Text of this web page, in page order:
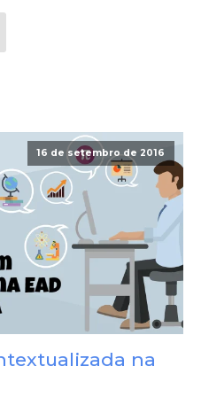
16 de setembro de 2016
na